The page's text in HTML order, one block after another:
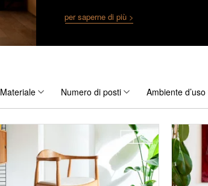
per saperne di più >
Materiale Numero di posti Ambiente d’uso